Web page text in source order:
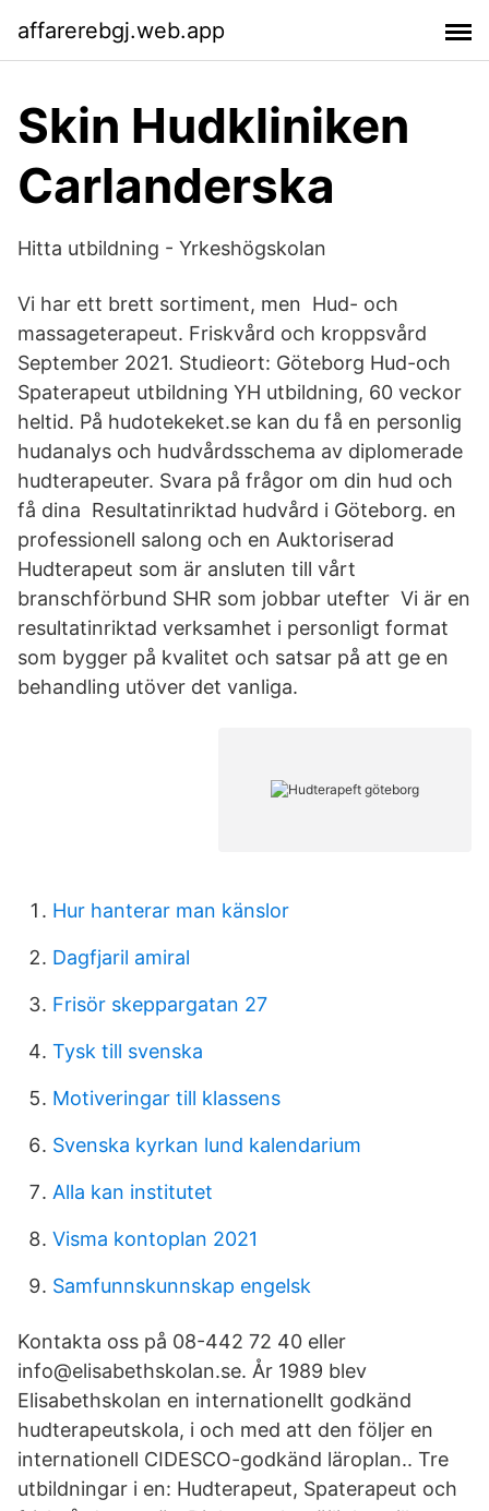
affarerebgj.web.app
Skin Hudkliniken
Carlanderska
Hitta utbildning - Yrkeshögskolan
Vi har ett brett sortiment, men Hud- och
massageterapeut. Friskvård och kroppsvård
September 2021. Studieort: Göteborg Hud-och
Spaterapeut utbildning YH utbildning, 60 veckor
heltid. På hudotekeket.se kan du få en personlig
hudanalys och hudvårdsschema av diplomerade
hudterapeuter. Svara på frågor om din hud och
få dina Resultatinriktad hudvård i Göteborg. en
professionell salong och en Auktoriserad
Hudterapeut som är ansluten till vårt
branschförbund SHR som jobbar utefter Vi är en
resultatinriktad verksamhet i personligt format
som bygger på kvalitet och satsar på att ge en
behandling utöver det vanliga.
Hur hanterar man känslor
Dagfjaril amiral
Frisör skeppargatan 27
Tysk till svenska
Motiveringar till klassens
Svenska kyrkan lund kalendarium
Alla kan institutet
Visma kontoplan 2021
Samfunnskunnskap engelsk
Kontakta oss på 08-442 72 40 eller
info@elisabethskolan.se. År 1989 blev
Elisabethskolan en internationellt godkänd
hudterapeutskola, i och med att den följer en
internationell CIDESCO-godkänd läroplan.. Tre
utbildningar i en: Hudterapeut, Spaterapeut och